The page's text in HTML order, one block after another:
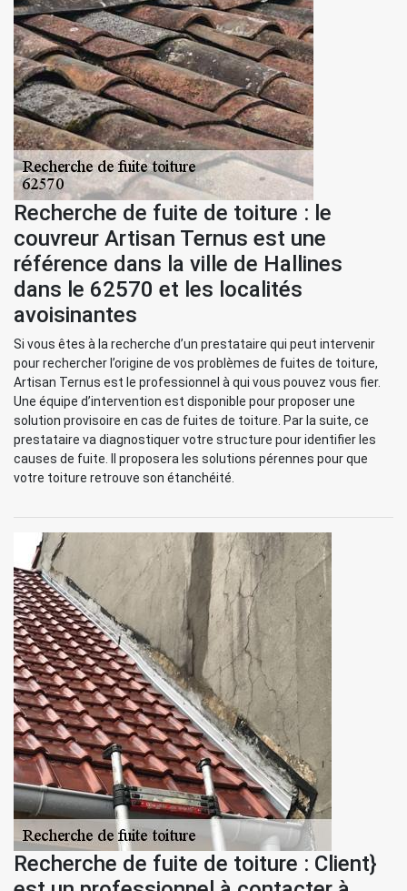
Recherche de fuite de toiture : le
couvreur Artisan Ternus est une
référence dans la ville de Hallines
dans le 62570 et les localités
avoisinantes
Si vous êtes à la recherche d’un prestataire qui peut intervenir
pour rechercher l’origine de vos problèmes de fuites de toiture,
Artisan Ternus est le professionnel à qui vous pouvez vous fier.
Une équipe d’intervention est disponible pour proposer une
solution provisoire en cas de fuites de toiture. Par la suite, ce
prestataire va diagnostiquer votre structure pour identifier les
causes de fuite. Il proposera les solutions pérennes pour que
votre toiture retrouve son étanchéité.
Recherche de fuite de toiture : Client}